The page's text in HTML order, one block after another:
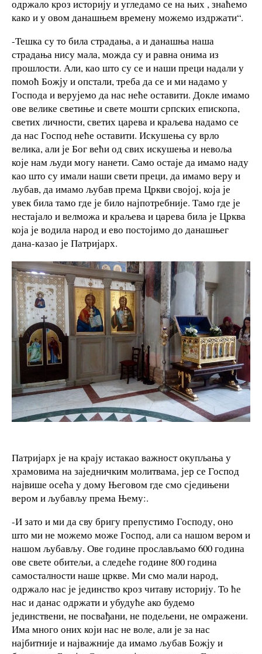
одржало кроз историју и угледамо се на њих , знаћемо
како и у овом данашњем времену можемо издржати“.
-Тешка су то била страдања, а и данашња наша
страдања нису мала, можда су и равна онима из
прошлости. Али, као што су се и наши преци надали у
помоћ Божју и опстали, треба да се и ми надамо у
Господа и верујемо да нас неће оставити. Докле имамо
ове велике светиње и свете мошти српских епископа,
светих личности, светих царева и краљева надамо се
да нас Господ неће оставити. Искушења су врло
велика, али је Бог већи од свих искушења и невоља
које нам људи могу нанети. Само остаје да имамо наду
као што су имали наши свети преци, да имамо веру и
љубав, да имамо љубав према Цркви својој, која је
увек била тамо где је било најпотребније. Тамо где је
нестајало и велможа и краљева и царева била је Црква
која је водила народ и ево постојимо до данашњег
дана-казао је Патријарх.
Патријарх је на крају истакао важност окупљања у
храмовима на заједничким молитвама, јер се Господ
највише осећа у дому Његовом где смо сједињени
вером и љубављу према Њему:.
-И зато и ми да сву бригу препустимо Господу, оно
што ми не можемо може Господ, али са нашом вером и
нашом љубављу. Ове године прослављамо 600 година
ове свете обитељи, а следеће године 800 година
самосталности наше цркве. Ми смо мали народ,
одржало нас је јединство кроз читаву историју. То ће
нас и данас одржати и убудуће ако будемо
јединствени, не посвађани, не подељени, не омражени.
Има много оних који нас не воле, али је за нас
најбитније и најважније да имамо љубав Божју и